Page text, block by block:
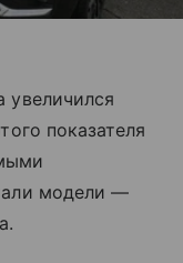
увеличился
показателя
модели —